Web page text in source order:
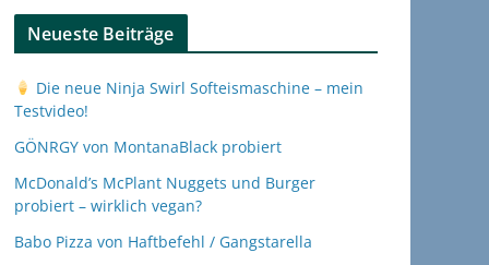
Neueste Beiträge
Die neue Ninja Swirl Softeismaschine – mein
Testvideo!
GÖNRGY von MontanaBlack probiert
McDonald’s McPlant Nuggets und Burger
probiert – wirklich vegan?
Babo Pizza von Haftbefehl / Gangstarella